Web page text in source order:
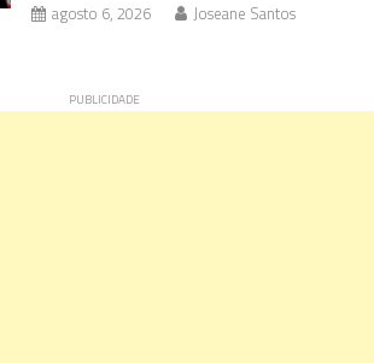
agosto 6, 2026 Joseane Santos